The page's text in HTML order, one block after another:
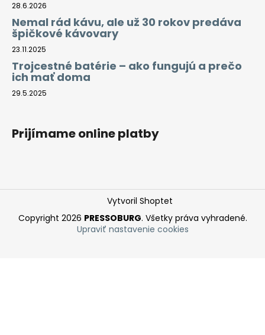
28.6.2026
Nemal rád kávu, ale už 30 rokov predáva
špičkové kávovary
23.11.2025
Trojcestné batérie – ako fungujú a prečo
ich mať doma
29.5.2025
Prijímame online platby
Vytvoril Shoptet
Copyright 2026 PRESSOBURG. Všetky práva vyhradené.
Upraviť nastavenie cookies